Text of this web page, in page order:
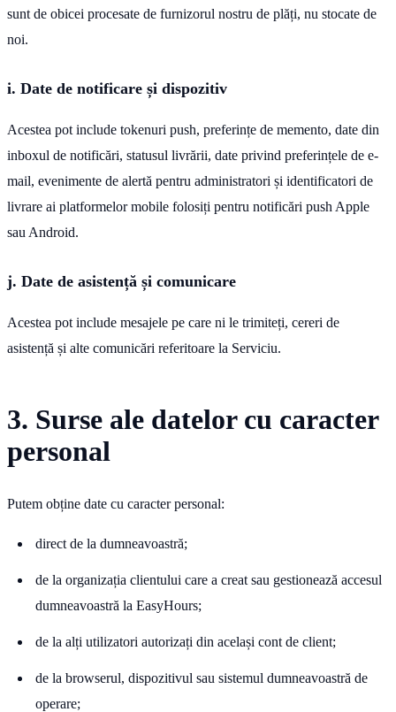
sunt de obicei procesate de furnizorul nostru de plăți, nu stocate de
noi.
i. Date de notificare și dispozitiv
Acestea pot include tokenuri push, preferințe de memento, date din
inboxul de notificări, statusul livrării, date privind preferințele de e-
mail, evenimente de alertă pentru administratori și identificatori de
livrare ai platformelor mobile folosiți pentru notificări push Apple
sau Android.
j. Date de asistență și comunicare
Acestea pot include mesajele pe care ni le trimiteți, cereri de
asistență și alte comunicări referitoare la Serviciu.
3. Surse ale datelor cu caracter
personal
Putem obține date cu caracter personal:
direct de la dumneavoastră;
de la organizația clientului care a creat sau gestionează accesul
dumneavoastră la EasyHours;
de la alți utilizatori autorizați din același cont de client;
de la browserul, dispozitivul sau sistemul dumneavoastră de
operare;